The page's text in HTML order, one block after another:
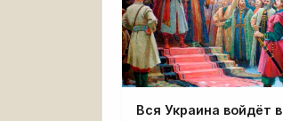
Вся Украина войдёт в